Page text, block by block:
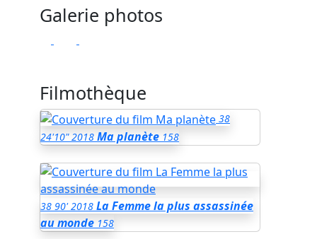
Galerie photos
Filmothèque
38
24'10" 2018 Ma planète 158
38 90' 2018 La Femme la plus assassinée
au monde 158